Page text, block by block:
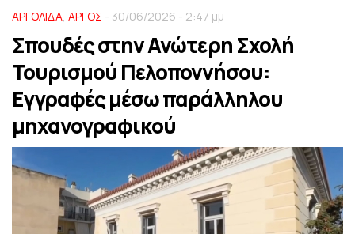
ΑΡΓΟΛΙΔΑ, ΑΡΓΟΣ - 30/06/2026 - 2:47 μμ
Σπουδές στην Ανώτερη Σχολή
Τουρισμού Πελοποννήσου:
Εγγραφές μέσω παράλληλου
μηχανογραφικού